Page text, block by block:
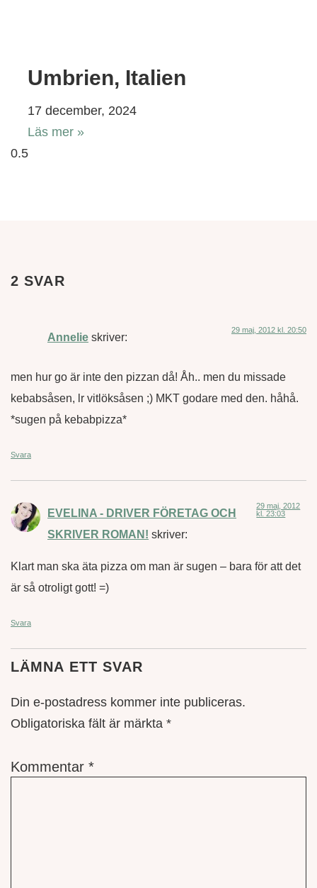
Umbrien, Italien
17 december, 2024
Läs mer »
2 SVAR
Annelie skriver:
29 maj, 2012 kl. 20:50
men hur go är inte den pizzan då! Åh.. men du missade
kebabsåsen, lr vitlöksåsen ;) MKT godare med den. håhå.
*sugen på kebabpizza*
Svara
EVELINA - DRIVER FÖRETAG OCH
SKRIVER ROMAN! skriver:
29 maj, 2012
kl. 23:03
Klart man ska äta pizza om man är sugen – bara för att det
är så otroligt gott! =)
Svara
LÄMNA ETT SVAR
Din e-postadress kommer inte publiceras.
Obligatoriska fält är märkta *
Kommentar *